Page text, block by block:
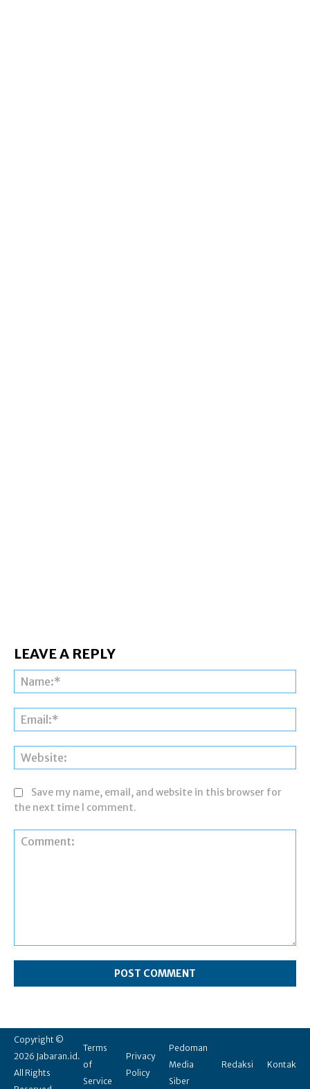
LEAVE A REPLY
Save my name, email, and website in this browser for
the next time I comment.
Copyright ©
2026 Jabaran.id.
All Rights
Terms
of
Service
Privacy
Policy
Pedoman
Media
Siber
Redaksi Kontak